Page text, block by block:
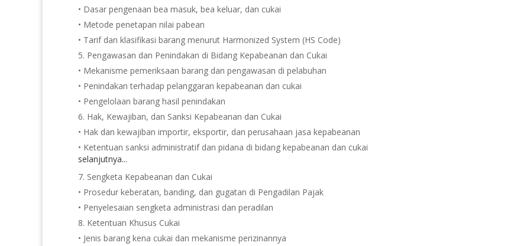
• Dasar pengenaan bea masuk, bea keluar, dan cukai
• Metode penetapan nilai pabean
• Tarif dan klasifikasi barang menurut Harmonized System (HS Code)
Pengawasan dan Penindakan di Bidang Kepabeanan dan Cukai
• Mekanisme pemeriksaan barang dan pengawasan di pelabuhan
• Penindakan terhadap pelanggaran kepabeanan dan cukai
• Pengelolaan barang hasil penindakan
Hak, Kewajiban, dan Sanksi Kepabeanan dan Cukai
• Hak dan kewajiban importir, eksportir, dan perusahaan jasa kepabeanan
• Ketentuan sanksi administratif dan pidana di bidang kepabeanan dan cukai
selanjutnya...
Sengketa Kepabeanan dan Cukai
• Prosedur keberatan, banding, dan gugatan di Pengadilan Pajak
• Penyelesaian sengketa administrasi dan peradilan
Ketentuan Khusus Cukai
• Jenis barang kena cukai dan mekanisme perizinannya